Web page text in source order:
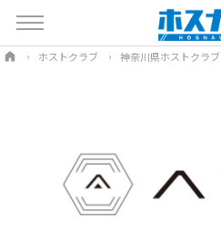
ホストクラブ 神奈川県ホストクラブ